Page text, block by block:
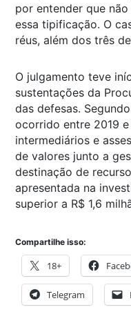
por entender que
essa tipificação. O
réus, além dos três
O julgamento teve
sustentações da
das defesas.
ocorrido entre 2019
intermediários e
de valores junto a
destinação de
apresentada na
superior a R$ 1,6
Compartilhe isso:
18+
Telegram